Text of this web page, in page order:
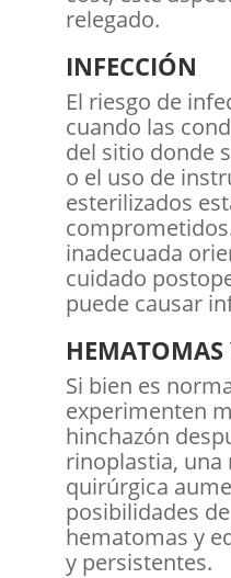
relegado.
INFECCIÓN
El riesgo de
cuando las
del sitio donde
o el uso de
esterilizados
inadecuada
cuidado
puede causar
HEMATOMAS
Si bien es
experimenten
hinchazón
rinoplastia, una
quirúrgica
posibilidades
hematomas y
y persistentes.